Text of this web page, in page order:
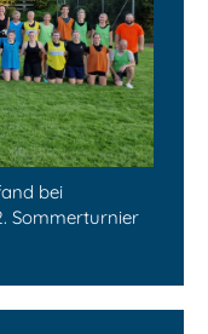
bei
Sommerturnier